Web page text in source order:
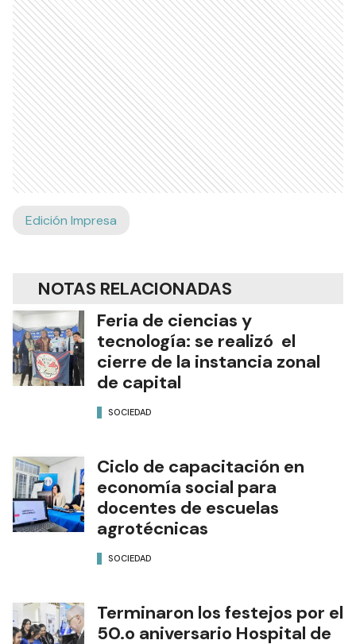
Edición Impresa
NOTAS RELACIONADAS
Feria de ciencias y
tecnología: se realizó el
cierre de la instancia zonal
de capital
SOCIEDAD
Ciclo de capacitación en
economía social para
docentes de escuelas
agrotécnicas
SOCIEDAD
Terminaron los festejos por el
50.o aniversario Hospital de